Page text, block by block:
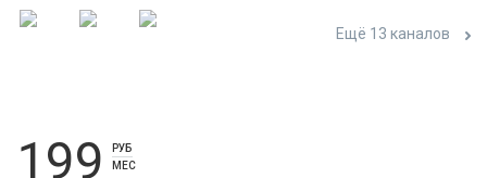
Ещё 13 каналов
199
РУБ
МЕС